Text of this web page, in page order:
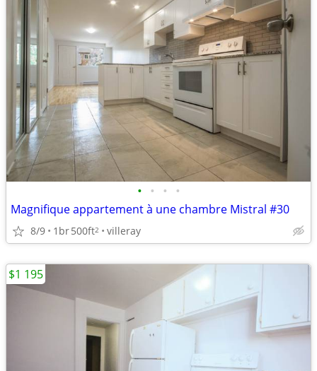
• • • •
Magnifique appartement à une chambre Mistral #30
8/9 1br500ft2 villeray
$1 195